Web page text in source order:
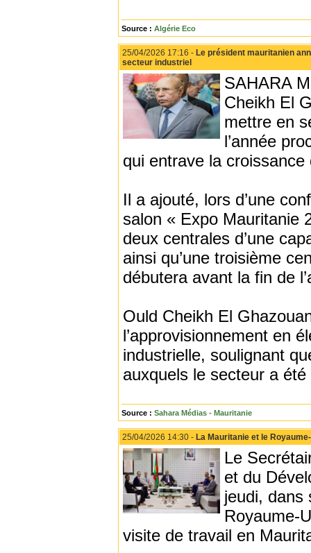
Source : Algérie Eco
25/04/2026 17:16 - Le président mauritanien
secteur industriel
SAHARA
Cheikh El
mettre en
l’année
qui entrave la
Il a ajouté, lors d’une
salon « Expo Mauritanie
deux centrales d’une
ainsi qu’une troisième
débutera avant la fin de
Ould Cheikh El
l’approvisionnement en
industrielle, soulignant
auxquels le secteur a
Source : Sahara Médias - Mauritanie
25/04/2026 14:30 - La Mauritanie et le
Le
et du
jeudi, dans
Royaume-
visite de travail en